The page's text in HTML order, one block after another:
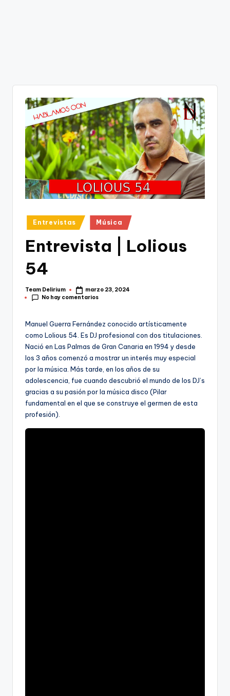
Publicado
en
Entrevistas Música
Entrevista | Lolious
54
Publicado
por
Team Delirium
marzo 23, 2024
No hay comentarios
Manuel Guerra Fernández conocido artísticamente
como Lolious 54. Es DJ profesional con dos titulaciones.
Nació en Las Palmas de Gran Canaria en 1994 y desde
los 3 años comenzó a mostrar un interés muy especial
por la música. Más tarde, en los años de su
adolescencia, fue cuando descubrió el mundo de los DJ’s
gracias a su pasión por la música disco (Pilar
fundamental en el que se construye el germen de esta
profesión).